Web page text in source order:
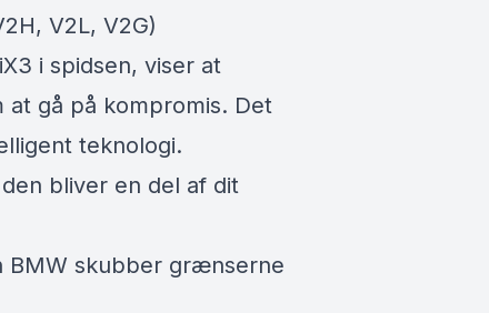
V2L, V2G)
i spidsen, viser at
gå på kompromis. Det
teknologi.
bliver en del af dit
BMW skubber grænserne